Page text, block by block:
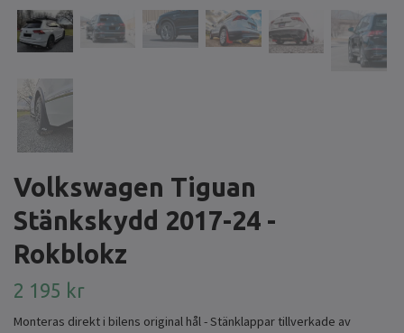
Volkswagen Tiguan
Stänkskydd 2017-24 -
Rokblokz
2 195 kr
Monteras direkt i bilens original hål - Stänklappar tillverkade av